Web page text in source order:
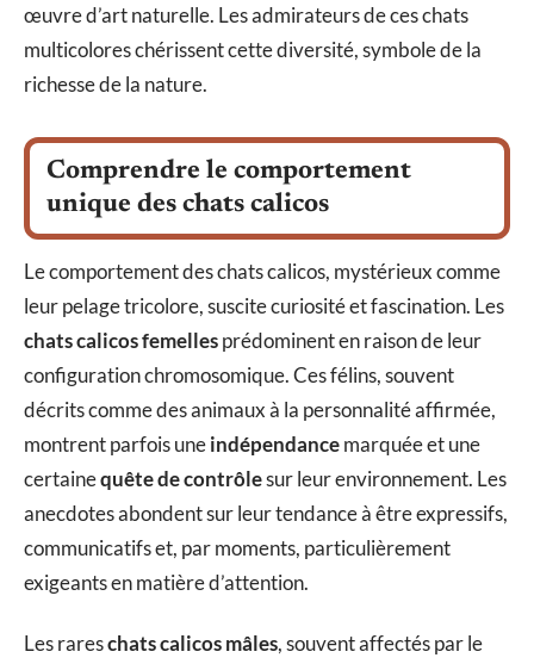
œuvre d’art naturelle. Les admirateurs de ces chats
multicolores chérissent cette diversité, symbole de la
richesse de la nature.
Comprendre le comportement
unique des chats calicos
Le comportement des chats calicos, mystérieux comme
leur pelage tricolore, suscite curiosité et fascination. Les
chats calicos femellesprédominent en raison de leur
configuration chromosomique. Ces félins, souvent
décrits comme des animaux à la personnalité affirmée,
montrent parfois uneindépendancemarquée et une
certainequête de contrôlesur leur environnement. Les
anecdotes abondent sur leur tendance à être expressifs,
communicatifs et, par moments, particulièrement
exigeants en matière d’attention.
Les rareschats calicos mâles, souvent affectés par le